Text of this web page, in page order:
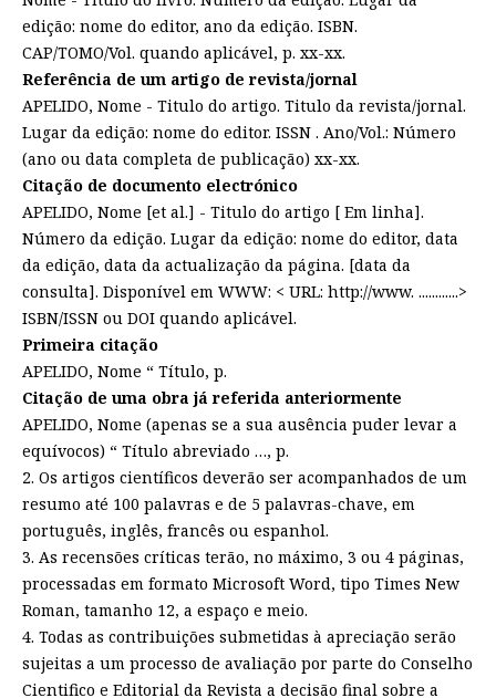
edição: nome do editor, ano da edição. ISBN.
CAP/TOMO/Vol. quando aplicável, p. xx-xx.
Referência de um artigo de revista/jornal
APELIDO, Nome - Titulo do artigo. Titulo da revista/jornal.
Lugar da edição: nome do editor. ISSN . Ano/Vol.: Número
(ano ou data completa de publicação) xx-xx.
Citação de documento electrónico
APELIDO, Nome [et al.] - Titulo do artigo [ Em linha].
Número da edição. Lugar da edição: nome do editor, data
da edição, data da actualização da página. [data da
consulta]. Disponível em WWW: < URL: http://www. ............>
ISBN/ISSN ou DOI quando aplicável.
Primeira citação
APELIDO, Nome “ Título, p.
Citação de uma obra já referida anteriormente
APELIDO, Nome (apenas se a sua ausência puder levar a
equívocos) “ Título abreviado …, p.
2. Os artigos científicos deverão ser acompanhados de um
resumo até 100 palavras e de 5 palavras-chave, em
português, inglês, francês ou espanhol.
3. As recensões críticas terão, no máximo, 3 ou 4 páginas,
processadas em formato Microsoft Word, tipo Times New
Roman, tamanho 12, a espaço e meio.
4. Todas as contribuições submetidas à apreciação serão
sujeitas a um processo de avaliação por parte do Conselho
Cientifico e Editorial da Revista a decisão final sobre a